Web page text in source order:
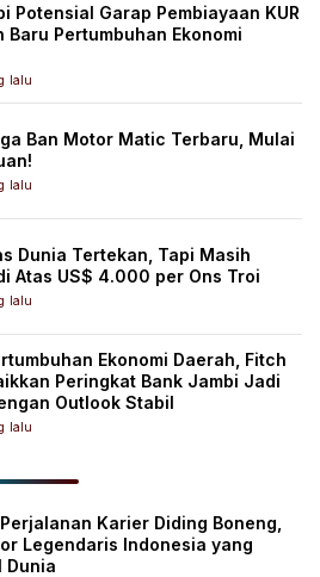
Potensial Garap Pembiayaan KUR
Baru Pertumbuhan Ekonomi
lalu
Ban Motor Matic Terbaru, Mulai
lalu
Dunia Tertekan, Tapi Masih
Atas US$ 4.000 per Ons Troi
lalu
Ekonomi Daerah, Fitch
Peringkat Bank Jambi Jadi
Outlook Stabil
lalu
Karier Diding Boneng,
Legendaris Indonesia yang
Dunia